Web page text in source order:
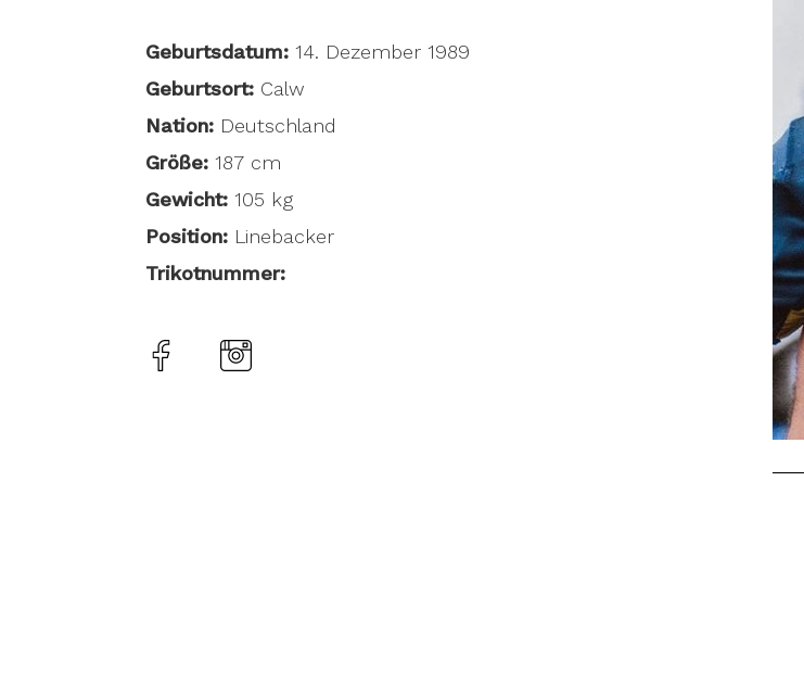
Geburtsdatum: 14. Dezember 1989
Geburtsort: Calw
Nation: Deutschland
Größe: 187 cm
Gewicht: 105 kg
Position: Linebacker
Trikotnummer: